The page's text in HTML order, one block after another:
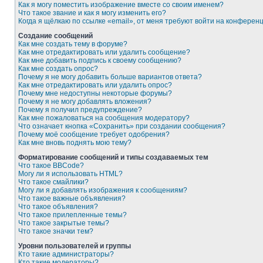
Как я могу поместить изображение вместе со своим именем?
Что такое звание и как я могу изменить его?
Когда я щёлкаю по ссылке «email», от меня требуют войти на
Создание сообщений
Как мне создать тему в форуме?
Как мне отредактировать или удалить сообщение?
Как мне добавить подпись к своему сообщению?
Как мне создать опрос?
Почему я не могу добавить больше вариантов ответа?
Как мне отредактировать или удалить опрос?
Почему мне недоступны некоторые форумы?
Почему я не могу добавлять вложения?
Почему я получил предупреждение?
Как мне пожаловаться на сообщения модератору?
Что означает кнопка «Сохранить» при создании сообщения?
Почему моё сообщение требует одобрения?
Как мне вновь поднять мою тему?
Форматирование сообщений и типы создаваемых тем
Что такое BBCode?
Могу ли я использовать HTML?
Что такое смайлики?
Могу ли я добавлять изображения к сообщениям?
Что такое важные объявления?
Что такое объявления?
Что такое прилепленные темы?
Что такое закрытые темы?
Что такое значки тем?
Уровни пользователей и группы
Кто такие администраторы?